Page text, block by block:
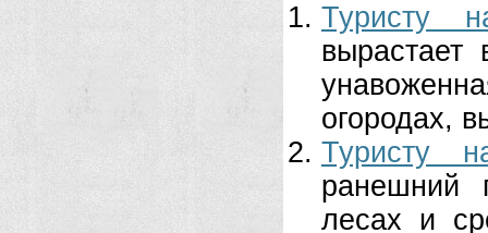
Туристу
вырастает
огородах,
Туристу
ранешний
лесах и